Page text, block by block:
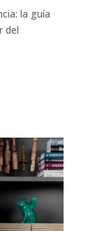
la guía
del